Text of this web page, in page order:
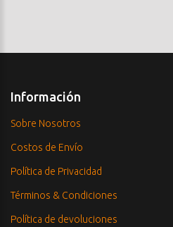
Información
Sobre Nosotros
Costos de Envío
Política de Privacidad
Términos & Condiciones
Política de devoluciones